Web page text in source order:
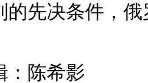
的先决条件，
：陈希影